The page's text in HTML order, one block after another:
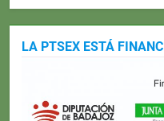
LA PTSEX ESTÁ